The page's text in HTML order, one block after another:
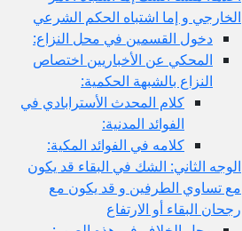
الخارجي و إما اشتباه الحكم الشرعي
دخول القسمين في محل النزاع:
المحكي عن الأخباريين اختصاص
النزاع بالشبهة الحكمية:
كلام المحدث الأسترابادي في
الفوائد المدنية:
كلامه في الفوائد المكية:
الوجه الثاني: الشك في البقاء قد يكون
مع تساوي الطرفين و قد يكون مع
رجحان البقاء أو الارتفاع